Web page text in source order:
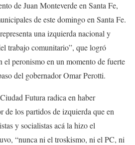
de Juan Monteverde en Santa Fe,
de este domingo en Santa Fe.
una izquierda nacional y
trabajo comunitario”, que logró
el peronismo en un momento de fuerte
del gobernador Omar Perotti.
Futura radica en haber
de los partidos de izquierda que en
y socialistas acá la hizo el
“nunca ni el troskismo, ni el PC, ni